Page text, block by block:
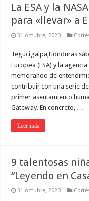
La ESA y la
para «llevar» a
31 octubre, 2020
Tegucigalpa,Honduras
Europea (ESA) y la
memorando de
contribuir con una serie
primer asentamiento
Gateway. En concreto, …
Leer más
9 talentosas
“Leyendo en
31 octubre, 2020